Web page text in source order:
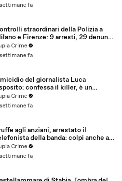
fa
straordinari della Polizia a
e Firenze: 9 arresti, 29 denunce
7mila persone identificate
Crime
fa
del giornalista Luca
confessa il killer, è un
tunisino (25.07.26)
Crime
fa
agli anziani, arrestato il
della banda: colpi anche ad
oltre 300mila euro il bottino
(24.07.26)
Crime
fa